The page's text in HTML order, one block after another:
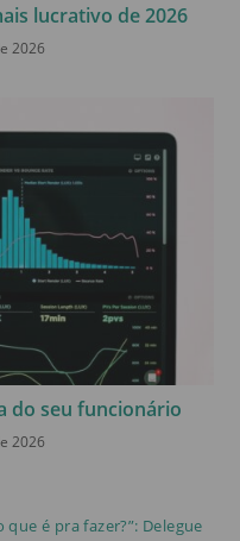
lucrativo de 2026
2026
do seu funcionário
2026
é pra fazer?”: Delegue